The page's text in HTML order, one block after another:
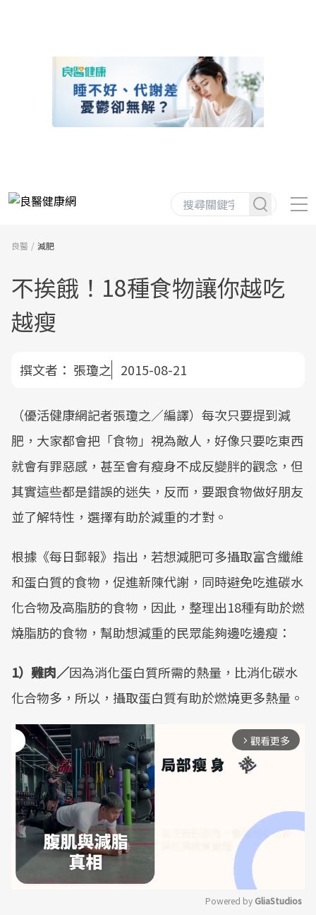
良醫 減肥
不挨餓！18種食物讓你越吃
越瘦
撰文者： 張瓊之 2015-08-21
（優活健康網記者張瓊之／編譯）每次只要提到減
肥，大家都會把「食物」視為敵人，好像只要吃東西
就會有罪惡感，甚至會有瘦身不成反變胖的觀念，但
其實這些都是錯誤的迷失，反而，要跟食物做好朋友
並了解特性，選擇有助於減重的才對。
根據《每日郵報》指出，若想減肥可多攝取富含纖維
和蛋白質的食物，促進新陳代謝，同時避免吃進碳水
化合物及高脂肪的食物，因此，整理出18種有助於燃
燒脂肪的食物，幫助想減重的民眾能夠邊吃邊瘦：
1）雞肉／因為消化蛋白質所需的熱量，比消化碳水
化合物多，所以，攝取蛋白質有助於燃燒更多熱量。
arrow_forward_ios 觀看更多
Powered by GliaStudios